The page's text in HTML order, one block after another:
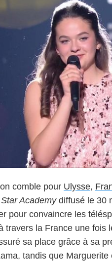
comble pour Ulysse,
Star Academydiffusé le 30
pour convaincre les
travers la France une fois
sa place grâce à sa
tandis que